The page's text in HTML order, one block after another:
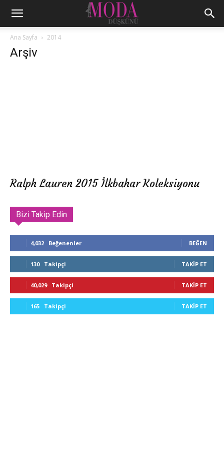
Ana Sayfa 2014
Arşiv
Ralph Lauren 2015 İlkbahar Koleksiyonu
Bizi Takip Edin
4,032 Beğenenler BEĞEN
130 Takipçi TAKIP ET
40,029 Takipçi TAKIP ET
165 Takipçi TAKIP ET